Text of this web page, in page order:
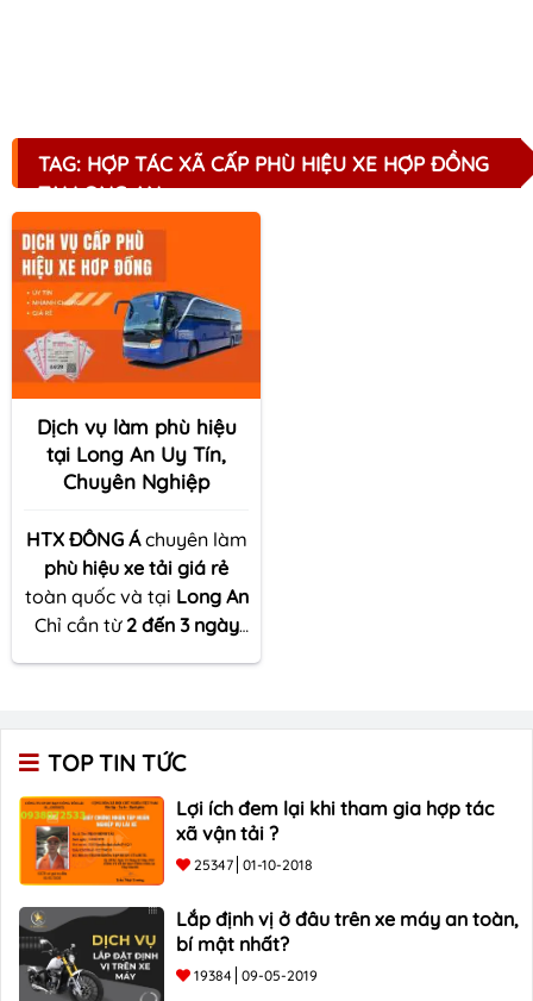
TAG: HỢP TÁC XÃ CẤP PHÙ HIỆU XE HỢP ĐỒNG
TẠI LONG AN
Dịch vụ làm phù hiệu
tại Long An Uy Tín,
Chuyên Nghiệp
HTX ĐÔNG Áchuyên làm
phù hiệu xe tải giá rẻ
toàn quốc và tại Long An
Chỉ cần từ 2 đến 3 ngày
chóng, ngoài ra giá trị
phù hiệucủa chúng tôi
lên đến thời gian lên tới
07 năm. LH: 090 678 3533
- 090 668 3533
TOP TIN TỨC
Lợi ích đem lại khi tham gia hợp tác
xã vận tải ?
25347 01-10-2018
Lắp định vị ở đâu trên xe máy an toàn,
bí mật nhất?
19384 09-05-2019